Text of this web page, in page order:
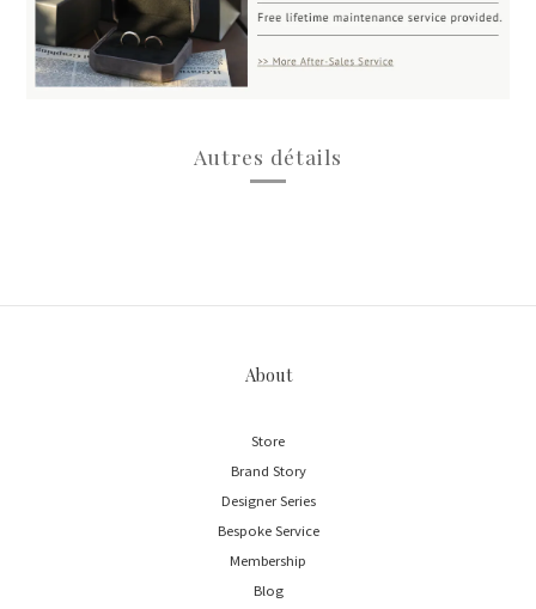
Autres détails
About
Store
Brand Story
Designer Series
Bespoke Service
Membership
Blog